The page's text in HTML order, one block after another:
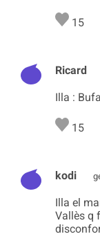
15
Ricard
Illa :
15
kodi
Illa el
Vallès q